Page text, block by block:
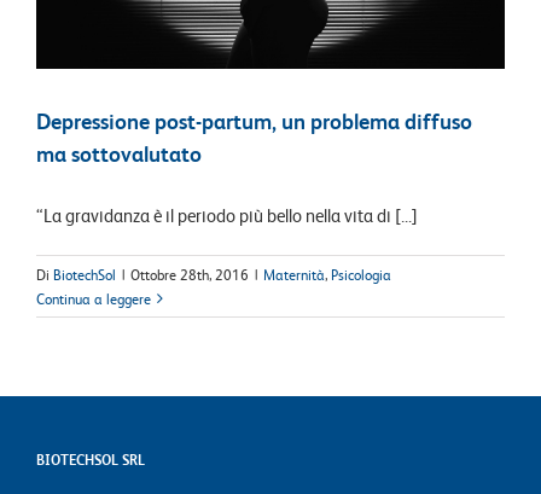
Depressione post-partum, un problema diffuso
ma sottovalutato
“La gravidanza è il periodo più bello nella vita di [...]
Di BiotechSol | Ottobre 28th, 2016 | Maternità, Psicologia
Continua a leggere
BIOTECHSOL SRL